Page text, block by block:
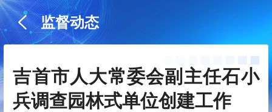
监督动态
吉首市人大常委会副主任石小
兵调查园林式单位创建工作